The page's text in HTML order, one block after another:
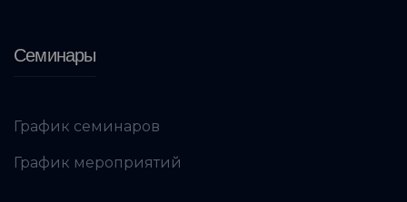
Семинары
График семинаров
График мероприятий